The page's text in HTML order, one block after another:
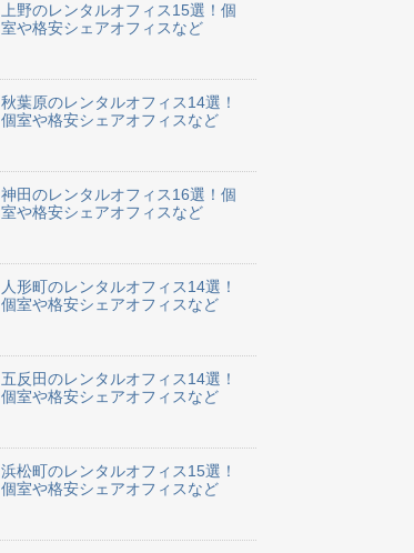
上野のレンタルオフィス15選！個
室や格安シェアオフィスなど
秋葉原のレンタルオフィス14選！
個室や格安シェアオフィスなど
神田のレンタルオフィス16選！個
室や格安シェアオフィスなど
人形町のレンタルオフィス14選！
個室や格安シェアオフィスなど
五反田のレンタルオフィス14選！
個室や格安シェアオフィスなど
浜松町のレンタルオフィス15選！
個室や格安シェアオフィスなど